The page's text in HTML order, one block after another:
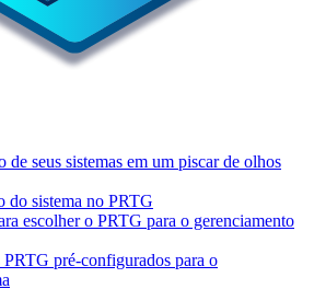
seus sistemas em um piscar de olhos
do sistema no PRTG
escolher o PRTG para o gerenciamento
PRTG pré-configurados para o